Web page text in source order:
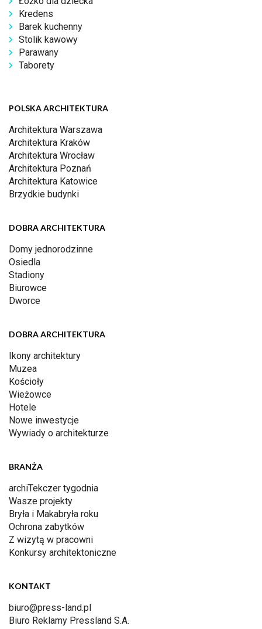
Kredens
Barek kuchenny
Stolik kawowy
Parawany
Taborety
POLSKA ARCHITEKTURA
Architektura Warszawa
Architektura Kraków
Architektura Wrocław
Architektura Poznań
Architektura Katowice
Brzydkie budynki
DOBRA ARCHITEKTURA
Domy jednorodzinne
Osiedla
Stadiony
Biurowce
Dworce
DOBRA ARCHITEKTURA
Ikony architektury
Muzea
Kościoły
Wieżowce
Hotele
Nowe inwestycje
Wywiady o architekturze
BRANŻA
archiTekczer tygodnia
Wasze projekty
Bryła i Makabryła roku
Ochrona zabytków
Z wizytą w pracowni
Konkursy architektoniczne
KONTAKT
biuro@press-land.pl
Biuro Reklamy Pressland S.A.